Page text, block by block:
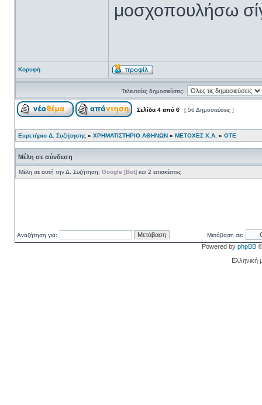
μοσχοπουλήσω
Κορυφή
Τελευταίες δημοσιεύσεις:
Σελίδα 4 από 6 [ 56 Δημοσιεύσεις ]
Ευρετήριο Δ. Συζήτησης » ΧΡΗΜΑΤΙΣΤΗΡΙΟ ΑΘΗΝΩΝ » ΜΕΤΟΧΕΣ Χ.Α. » ΟΤΕ
Μέλη σε σύνδεση
Μέλη σε αυτή την Δ. Συζήτηση: Google [Bot] και 2 επισκέπτες
Αναζήτηση για: Μετάβαση σε:
Powered by phpBB
Ελληνική